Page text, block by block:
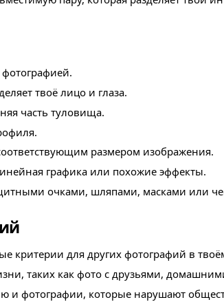
твоё лицо и глаза.
часть туловища.
размером изображения.
графика или похожие эффекты.
очками, шляпами, масками или
критерии для других фотографий в
таких как фото с друзьями,
и фотографии, которые нарушают